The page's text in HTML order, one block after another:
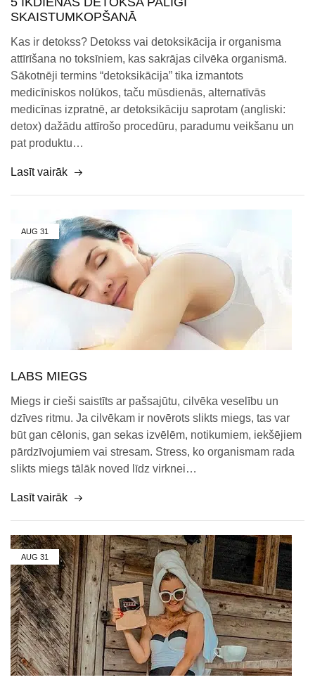
SKAISTUMKOPŠANĀ
Kas ir detokss? Detokss vai detoksikācija ir organisma
attīrīšana no toksīniem, kas sakrājas cilvēka organismā.
Sākotnēji termins “detoksikācija” tika izmantots
medicīniskos nolūkos, taču mūsdienās, alternatīvās
medicīnas izpratnē, ar detoksikāciju saprotam (angliski:
detox) dažādu attīrošo procedūru, paradumu veikšanu un
pat produktu…
Lasīt vairāk
AUG 31
LABS MIEGS
Miegs ir cieši saistīts ar pašsajūtu, cilvēka veselību un
dzīves ritmu. Ja cilvēkam ir novērots slikts miegs, tas var
būt gan cēlonis, gan sekas izvēlēm, notikumiem, iekšējiem
pārdzīvojumiem vai stresam. Stress, ko organismam rada
slikts miegs tālāk noved līdz virknei…
Lasīt vairāk
AUG 31